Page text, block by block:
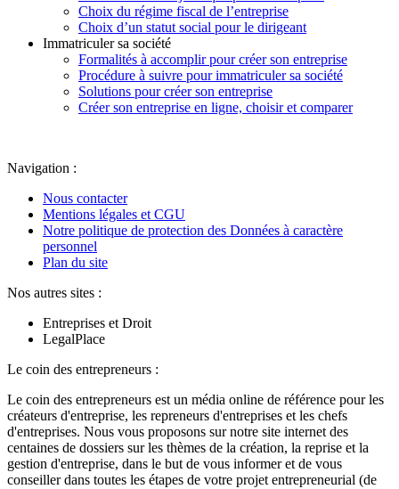
Choix du régime fiscal de l’entreprise
Choix d’un statut social pour le dirigeant
Immatriculer sa société
Formalités à accomplir pour créer son entreprise
Procédure à suivre pour immatriculer sa société
Solutions pour créer son entreprise
Créer son entreprise en ligne, choisir et comparer
Navigation :
Nous contacter
Mentions légales et CGU
Notre politique de protection des Données à caractère
personnel
Plan du site
Nos autres sites :
Entreprises et Droit
LegalPlace
Le coin des entrepreneurs :
Le coin des entrepreneurs est un média online de référence pour les
créateurs d'entreprise, les repreneurs d'entreprises et les chefs
d'entreprises. Nous vous proposons sur notre site internet des
centaines de dossiers sur les thèmes de la création, la reprise et la
gestion d'entreprise, dans le but de vous informer et de vous
conseiller dans toutes les étapes de votre projet entrepreneurial (de